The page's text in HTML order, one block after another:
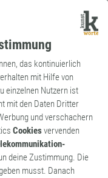
das kontinuierlich
mit Hilfe von
einzelnen Nutzern ist
mit den Daten Dritter
und verschachern
Cookiesvervenden
deine Zustimmung. Die
musst. Danach
neu
neues Wort.